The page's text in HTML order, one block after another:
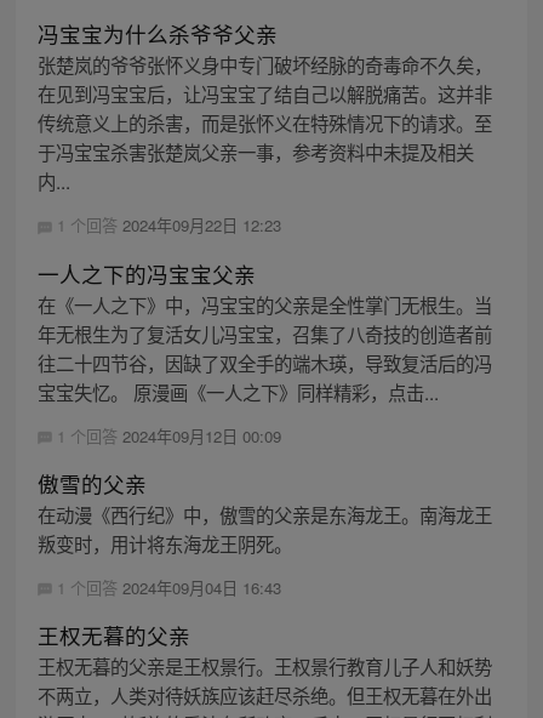
冯宝宝为什么杀爷爷父亲
张楚岚的爷爷张怀义身中专门破坏经脉的奇毒命不久矣，
在见到冯宝宝后，让冯宝宝了结自己以解脱痛苦。这并非
传统意义上的杀害，而是张怀义在特殊情况下的请求。至
于冯宝宝杀害张楚岚父亲一事，参考资料中未提及相关
内...
1 个回答 2024年09月22日 12:23
一人之下的冯宝宝父亲
在《一人之下》中，冯宝宝的父亲是全性掌门无根生。当
年无根生为了复活女儿冯宝宝，召集了八奇技的创造者前
往二十四节谷，因缺了双全手的端木瑛，导致复活后的冯
宝宝失忆。 原漫画《一人之下》同样精彩，点击...
1 个回答 2024年09月12日 00:09
傲雪的父亲
在动漫《西行纪》中，傲雪的父亲是东海龙王。南海龙王
叛变时，用计将东海龙王阴死。
1 个回答 2024年09月04日 16:43
王权无暮的父亲
王权无暮的父亲是王权景行。王权景行教育儿子人和妖势
不两立，人类对待妖族应该赶尽杀绝。但王权无暮在外出